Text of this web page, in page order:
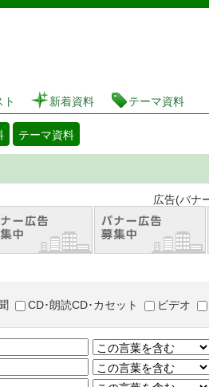
書館 蔵書検索・予約システム
新着資料 テーマ資料
テーマ資料
(バナー広告等については
CD･朗読CD･カセット ビデオ